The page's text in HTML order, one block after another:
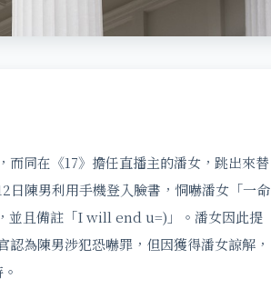
同在《17》擔任直播主的潘女，跳出來替
日陳男利用手機登入臉書，恫嚇潘女「一命
並且備註「I will end u=)」。潘女因此提
為陳男涉犯恐嚇罪，但因獲得潘女諒解，